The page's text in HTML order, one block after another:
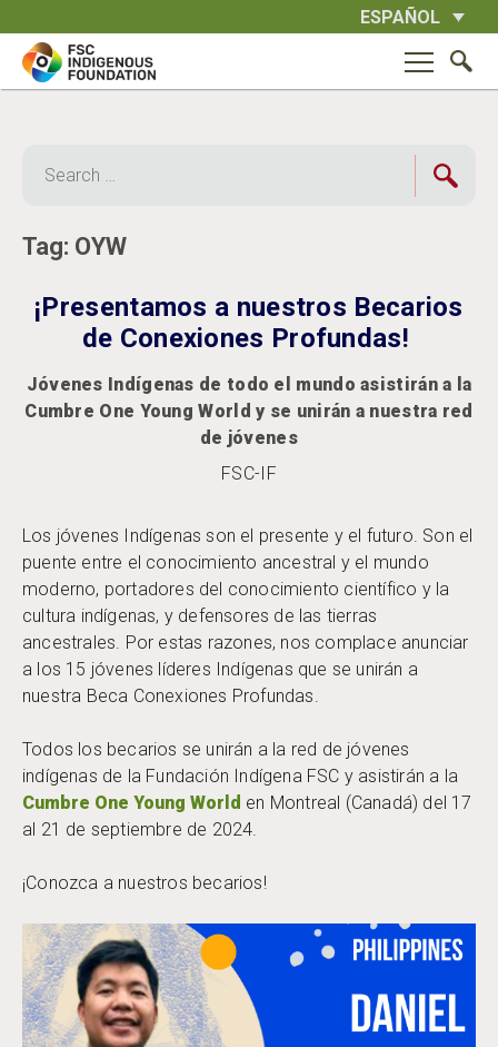
to
content
ESPAÑOL
for:
Tag: OYW
¡Presentamos a nuestros Becarios
de Conexiones Profundas!
Jóvenes Indígenas de todo el mundo asistirán a la
Cumbre One Young World y se unirán a nuestra red
de jóvenes
FSC-IF
Los jóvenes Indígenas son el presente y el futuro. Son el
puente entre el conocimiento ancestral y el mundo
moderno, portadores del conocimiento científico y la
cultura indígenas, y defensores de las tierras
ancestrales. Por estas razones, nos complace anunciar
a los 15 jóvenes líderes Indígenas que se unirán a
nuestra Beca Conexiones Profundas.
Todos los becarios se unirán a la red de jóvenes
indígenas de la Fundación Indígena FSC y asistirán a la
Cumbre One Young World en Montreal (Canadá) del 17
al 21 de septiembre de 2024.
¡Conozca a nuestros becarios!